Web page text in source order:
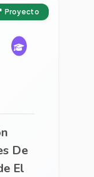
Proyecto
De
El